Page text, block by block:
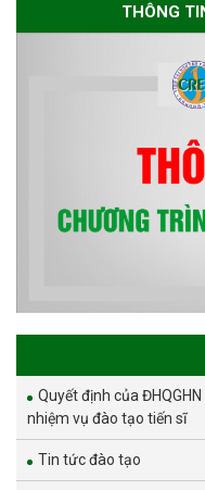
THÔNG
Quyết định của
nhiệm vụ đào tạo tiến sĩ
Tin tức đào tạo